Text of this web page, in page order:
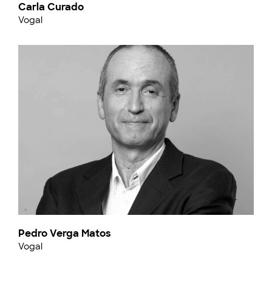
Carla Curado
Vogal
Pedro Verga Matos
Vogal